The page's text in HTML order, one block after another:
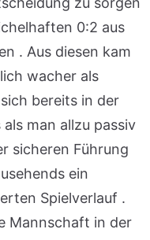
0:2 aus
. Aus diesen kam
wacher als
bereits in der
man allzu passiv
sicheren Führung
ein
Spielverlauf .
Mannschaft in der